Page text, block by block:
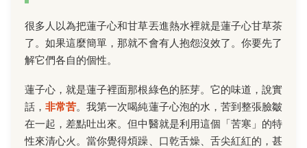
很多人以為把蓮子心和甘草丟進熱水裡就是蓮子心甘草茶
了。如果這麼簡單，那就不會有人抱怨沒效了。你要先了
解它們各自的個性。
蓮子心，就是蓮子裡面那根綠色的胚芽。它的味道，說實
話，非常苦。我第一次喝純蓮子心泡的水，苦到整張臉皺
在一起，差點吐出來。但中醫就是利用這個「苦寒」的特
性來清心火。當你覺得煩躁、口乾舌燥、舌尖紅紅的，甚